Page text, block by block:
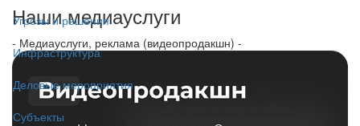
Угрозы и решения
Инфраструктура
Деловые мероприятия
Субъекты
Наши медиауслуги
- Медиауслуги, реклама (видеопродакшн) -